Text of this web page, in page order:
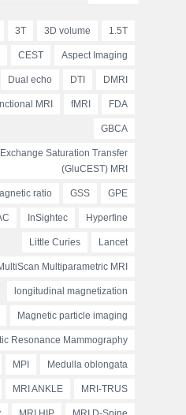
1.5T
3D volume
3T
Aspect Imaging
CEST
DMRI
DTI
Dual echo
FDA
fMRI
MRI
GBCA
Saturation Transfer
(GluCEST) MRI
GPE
GSS
ratio
Hyperfine
InSightec
Lancet
Little Curies
Multiparametric MRI
longitudinal magnetization
Magnetic particle imaging
Resonance Mammography
Medulla oblongata
MPI
MRI-TRUS
MRI ANKLE